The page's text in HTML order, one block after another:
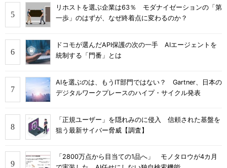
リホストを選ぶ企業は63％ モダナイゼーションの「第
一歩」のはずが、なぜ終着点に変わるのか？
ドコモが選んだAPI保護の次の一手 AIエージェントを
統制する「門番」とは
AIを選ぶのは、もうIT部門ではない？ Gartner、日本の
デジタルワークプレースのハイプ・サイクル発表
「正規ユーザー」を隠れみのに侵入 信頼された基盤を
狙う最新サイバー脅威【調査】
「2800万点から目当ての1品へ」 モノタロウが4カ月